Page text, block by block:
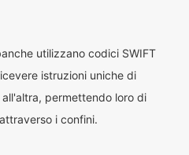
utilizzano codici SWIFT
istruzioni uniche di
permettendo loro di
i confini.